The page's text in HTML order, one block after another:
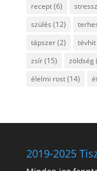
recept(6) stressz
szülés (12)
tápszer(2) tévhit
zsír(15) zöldség
élelmi rost(14)
2019-2025